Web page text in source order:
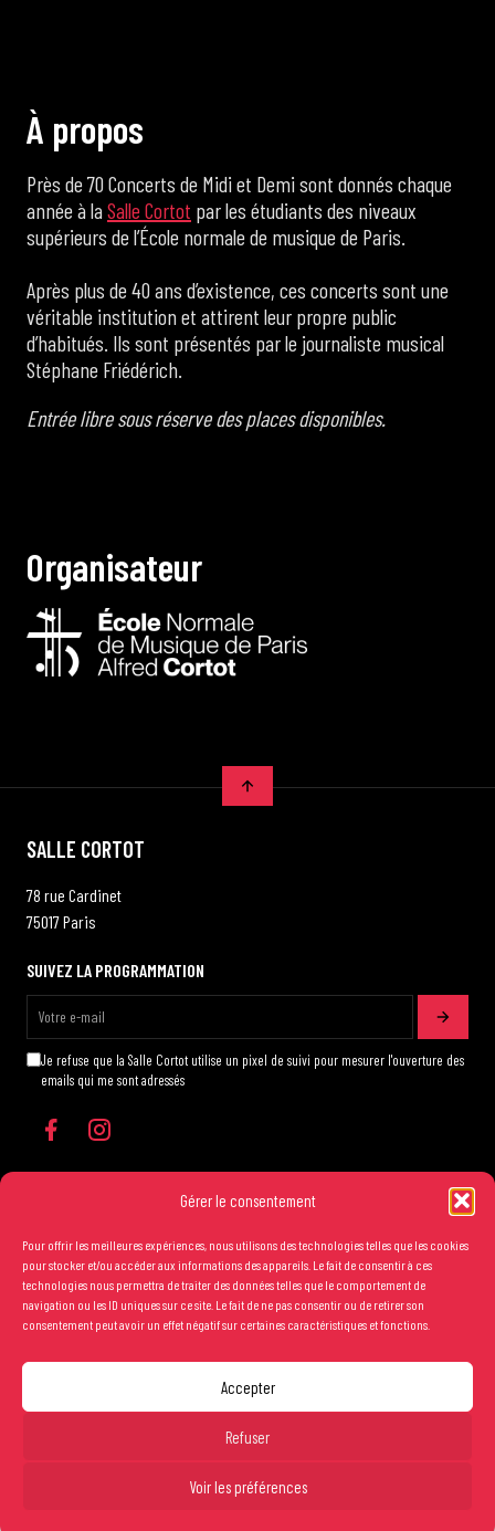
Gérer le consentement
Pour offrir les meilleures expériences, nous utilisons des technologies telles que les cookies
pour stocker et/ou accéder aux informations des appareils. Le fait de consentir à ces
technologies nous permettra de traiter des données telles que le comportement de
navigation ou les ID uniques sur ce site. Le fait de ne pas consentir ou de retirer son
consentement peut avoir un effet négatif sur certaines caractéristiques et fonctions.
Accepter
Refuser
Voir les préférences
À propos
Près de 70 Concerts de Midi et Demi sont donnés chaque
année à laSalle Cortot par les étudiants des niveaux
supérieurs de l’École normale de musique de Paris.
Après plus de 40 ans d’existence, ces concerts sont une
véritable institution et attirent leur propre public
d’habitués. Ils sont présentés par le journaliste musical
Stéphane Friédérich.
Entrée libre sous réserve des places disponibles.
Organisateur
SALLE CORTOT
78 rue Cardinet
75017 Paris
SUIVEZ LA PROGRAMMATION
Je refuse que la Salle Cortot utilise un pixel de suivi pour mesurer l'ouverture des
emails qui me sont adressés
Les conditions générales de vente
Mentions légales
Crédits
Copyright Salle Cortot © 2025 - Création studio